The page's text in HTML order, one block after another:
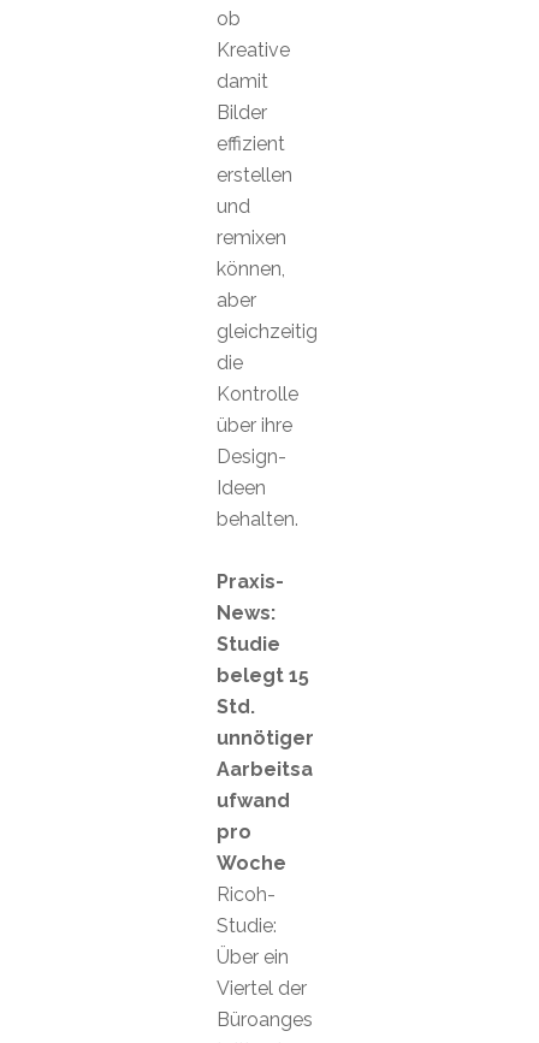
ob
Kreative
damit
Bilder
effizient
erstellen
und
remixen
können,
aber
gleichzeitig
die
Kontrolle
über ihre
Design-
Ideen
behalten.
Praxis-
News:
Studie
belegt 15
Std.
unnötiger
Aarbeitsa
ufwand
pro
Woche
Ricoh-
Studie:
Über ein
Viertel der
Büroanges